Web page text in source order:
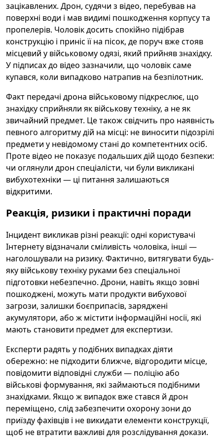
зацікавлених. Дрон, судячи з відео, перебував на
поверхні води і мав видимі пошкодження корпусу та
пропелерів. Чоловік досить спокійно підібрав
конструкцію і приніс її на пісок, де поруч вже стояв
місцевий у військовому одязі, який прийняв знахідку.
У підписах до відео зазначили, що чоловік саме
купався, коли випадково натрапив на безпілотник.
Факт передачі дрона військовому підкреслює, що
знахідку сприйняли як військову техніку, а не як
звичайний предмет. Це також свідчить про наявність
певного алгоритму дій на місці: не виносити підозрілі
предмети у невідомому стані до компетентних осіб.
Проте відео не показує подальших дій щодо безпеки:
чи оглянули дрон спеціалісти, чи були викликані
вибухотехніки — ці питання залишаються
відкритими.
Реакція, ризики і практичні поради
Інцидент викликав різні реакції: одні користувачі
Інтернету відзначали сміливість чоловіка, інші —
наголошували на ризику. Фактично, витягувати будь-
яку військову техніку руками без спеціальної
підготовки небезпечно. Дрони, навіть якщо зовні
пошкоджені, можуть мати продукти вибухової
загрози, залишки боєприпасів, заряджені
акумулятори, або ж містити інформаційні носії, які
мають становити предмет для експертизи.
Експерти радять у подібних випадках діяти
обережно: не підходити ближче, відгородити місце,
повідомити відповідні служби — поліцію або
військові формування, які займаються подібними
знахідками. Якщо ж випадок вже стався й дрон
переміщено, слід забезпечити охорону зони до
приїзду фахівців і не викидати елементи конструкції,
щоб не втратити важливі для розслідування докази.